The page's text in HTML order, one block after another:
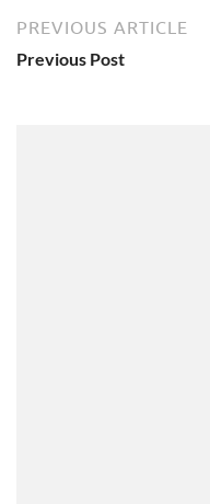
PREVIOUS ARTICLE
Previous Post